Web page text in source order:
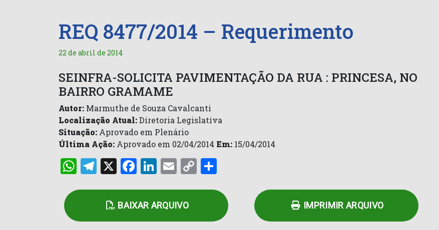
REQ 8477/2014 – Requerimento
22 de abril de 2014
SEINFRA-SOLICITA PAVIMENTAÇÃO DA RUA : PRINCESA, NO
BAIRRO GRAMAME
Autor: Marmuthe de Souza Cavalcanti
Localização Atual:Diretoria Legislativa
Situação: Aprovado em Plenário
Última Ação: Aprovado em 02/04/2014 Em: 15/04/2014
WhatsApp
Telegram
X Facebook
LinkedIn
Email
Copy
BAIXAR ARQUIVO IMPRIMIR ARQUIVO